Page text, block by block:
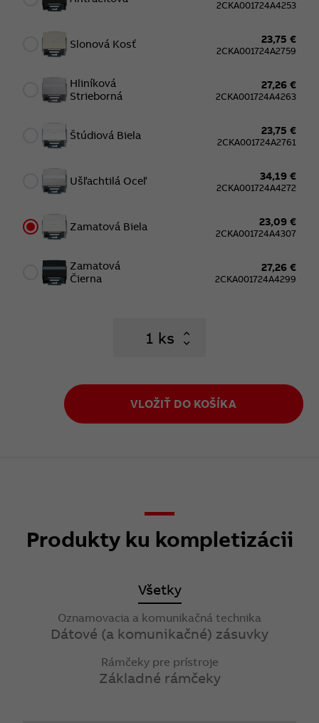
2CKA001724A4253
Slonová Kosť 23,75 €
2CKA001724A2759
Hliníková
Strieborná
27,26 €
2CKA001724A4263
Štúdiová Biela 23,75 €
2CKA001724A2761
Ušľachtilá Oceľ 34,19 €
2CKA001724A4272
Zamatová Biela 23,09 €
2CKA001724A4307
Zamatová
Čierna
27,26 €
2CKA001724A4299
ks
VLOŽIŤ DO KOŠÍKA
Produkty ku kompletizácii
Všetky
Oznamovacia a komunikačná technika
Dátové (a komunikačné) zásuvky
Rámčeky pre prístroje
Základné rámčeky